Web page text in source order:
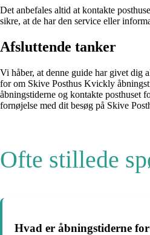
Det anbefales altid at kontakte
sikre, at de har den service eller
Afsluttende tanker
Vi håber, at denne guide har givet dig
for om Skive Posthus Kvickly
åbningstiderne og kontakte posthuset
fornøjelse med dit besøg på Skive
Ofte stillede
Hvad er åbningstiderne